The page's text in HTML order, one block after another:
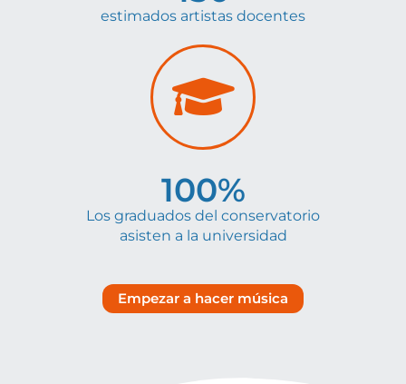
estimados artistas docentes
Los graduados del conservatorio
asisten a la universidad
100%
Empezar a hacer música